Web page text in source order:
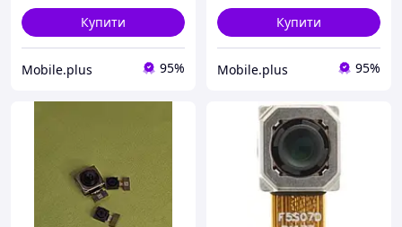
Купити
Mobile.plus 95%
Купити
Mobile.plus 95%